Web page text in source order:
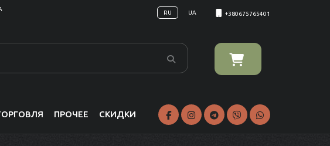
RU UA +380675765401
ПРОЧЕЕ СКИДКИ